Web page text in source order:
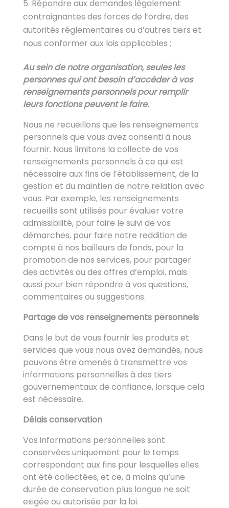
Répondre aux demandes légalement
contraignantes des forces de l’ordre, des
autorités réglementaires ou d’autres tiers et
nous conformer aux lois applicables ;
Au sein de notre organisation, seules les
personnes qui ont besoin d’accéder à vos
renseignements personnels pour remplir
leurs fonctions peuvent le faire.
Nous ne recueillons que les renseignements
personnels que vous avez consenti à nous
fournir. Nous limitons la collecte de vos
renseignements personnels à ce qui est
nécessaire aux fins de l’établissement, de la
gestion et du maintien de notre relation avec
vous. Par exemple, les renseignements
recueillis sont utilisés pour évaluer votre
admissibilité, pour faire le suivi de vos
démarches, pour faire notre reddition de
compte à nos bailleurs de fonds, pour la
promotion de nos services, pour partager
des activités ou des offres d’emploi, mais
aussi pour bien répondre à vos questions,
commentaires ou suggestions.
Partage de vos renseignements personnels
Dans le but de vous fournir les produits et
services que vous nous avez demandés, nous
pouvons être amenés à transmettre vos
informations personnelles à des tiers
gouvernementaux de confiance, lorsque cela
est nécessaire.
Délais conservation
Vos informations personnelles sont
conservées uniquement pour le temps
correspondant aux fins pour lesquelles elles
ont été collectées, et ce, à moins qu’une
durée de conservation plus longue ne soit
exigée ou autorisée par la loi.